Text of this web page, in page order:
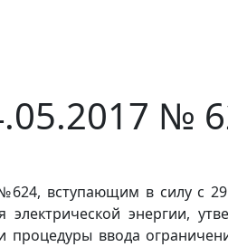
№
вступающим в силу с
энергии,
процедуры ввода